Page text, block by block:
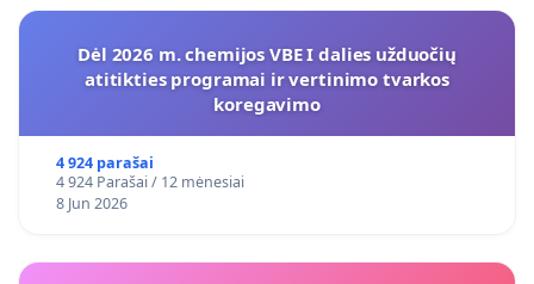
Dėl 2026 m. chemijos VBE I dalies užduočių
atitikties programai ir vertinimo tvarkos
koregavimo
4 924 parašai
4 924 Parašai / 12 mėnesiai
8 Jun 2026